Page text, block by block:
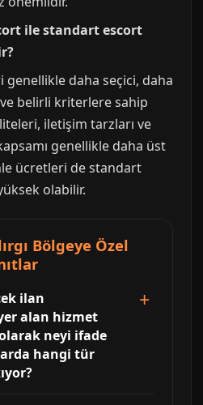
ile standart escort
daha seçici, daha
belirli kriterlere sahip
iletişim tarzları ve
genellikle daha üst
ücretleri de standart
olabilir.
Bölgeye Özel
ilan
alan hizmet
neyi ifade
hangi tür